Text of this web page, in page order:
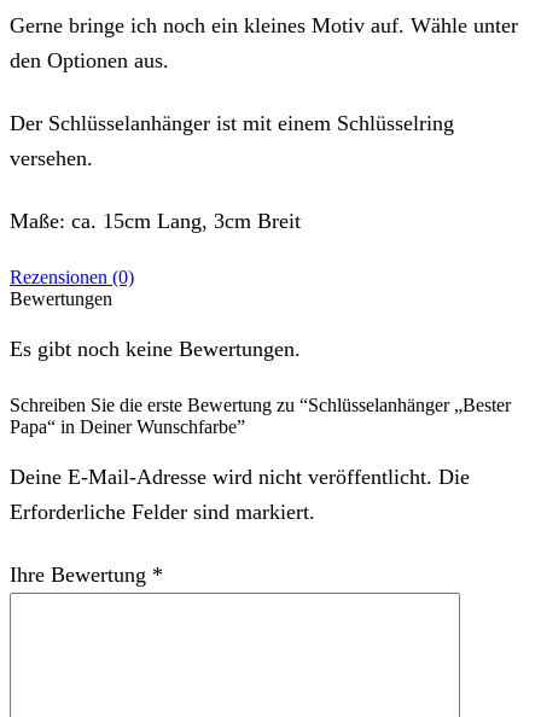
Gerne bringe ich noch ein kleines Motiv auf. Wähle unter
den Optionen aus.
Der Schlüsselanhänger ist mit einem Schlüsselring
versehen.
Maße: ca. 15cm Lang, 3cm Breit
Rezensionen (0)
Bewertungen
Es gibt noch keine Bewertungen.
Schreiben Sie die erste Bewertung zu “Schlüsselanhänger „Bester
Papa“ in Deiner Wunschfarbe”
Deine E-Mail-Adresse wird nicht veröffentlicht. Die
Erforderliche Felder sind markiert.
Ihre Bewertung *